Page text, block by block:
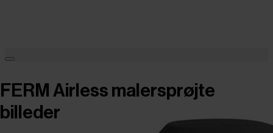
FERM Airless malersprøjte
billeder